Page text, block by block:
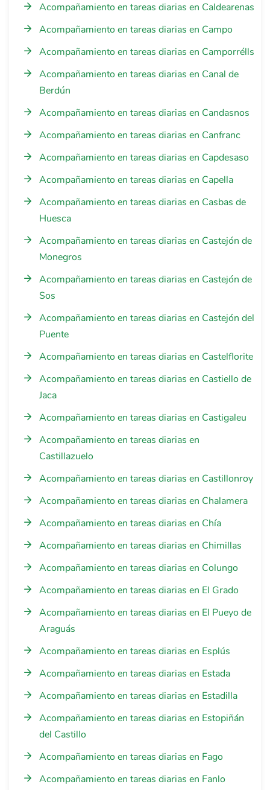
Acompañamiento en tareas diarias en Caldearenas
Acompañamiento en tareas diarias en Campo
Acompañamiento en tareas diarias en Camporrélls
Acompañamiento en tareas diarias en Canal de
Berdún
Acompañamiento en tareas diarias en Candasnos
Acompañamiento en tareas diarias en Canfranc
Acompañamiento en tareas diarias en Capdesaso
Acompañamiento en tareas diarias en Capella
Acompañamiento en tareas diarias en Casbas de
Huesca
Acompañamiento en tareas diarias en Castejón de
Monegros
Acompañamiento en tareas diarias en Castejón de
Sos
Acompañamiento en tareas diarias en Castejón del
Puente
Acompañamiento en tareas diarias en Castelflorite
Acompañamiento en tareas diarias en Castiello de
Jaca
Acompañamiento en tareas diarias en Castigaleu
Acompañamiento en tareas diarias en
Castillazuelo
Acompañamiento en tareas diarias en Castillonroy
Acompañamiento en tareas diarias en Chalamera
Acompañamiento en tareas diarias en Chía
Acompañamiento en tareas diarias en Chimillas
Acompañamiento en tareas diarias en Colungo
Acompañamiento en tareas diarias en El Grado
Acompañamiento en tareas diarias en El Pueyo de
Araguás
Acompañamiento en tareas diarias en Esplús
Acompañamiento en tareas diarias en Estada
Acompañamiento en tareas diarias en Estadilla
Acompañamiento en tareas diarias en Estopiñán
del Castillo
Acompañamiento en tareas diarias en Fago
Acompañamiento en tareas diarias en Fanlo